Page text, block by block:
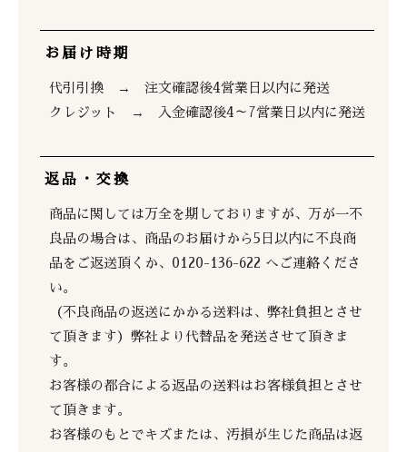
お届け時期
代引引換 → 注文確認後4営業日以内に発送
クレジット → 入金確認後4～7営業日以内に発送
返品・交換
商品に関しては万全を期しておりますが、万が一不
良品の場合は、商品のお届けから5日以内に不良商
品をご返送頂くか、0120-136-622 へご連絡くださ
い。
（不良商品の返送にかかる送料は、弊社負担とさせ
て頂きます）弊社より代替品を発送させて頂きま
す。
お客様の都合による返品の送料はお客様負担とさせ
て頂きます。
お客様のもとでキズまたは、汚損が生じた商品は返